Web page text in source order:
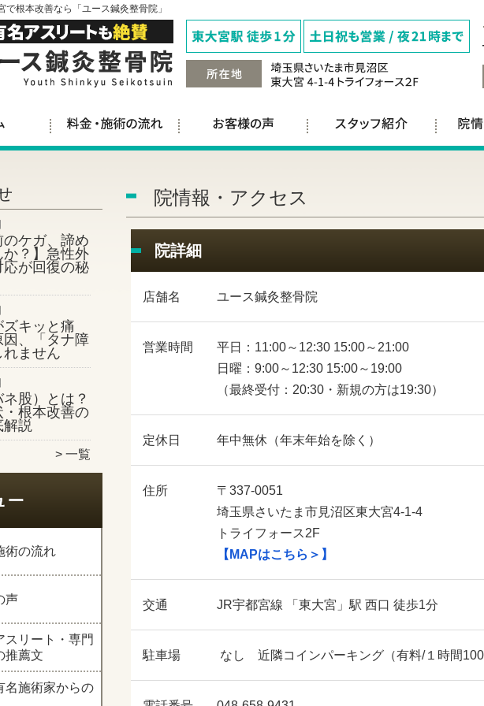
で根本改善なら「ユース鍼灸整骨院」
のケガ、諦め
か？】急性外
が回復の秘
キッと痛
、「タナ障
ません
股）とは？
・根本改善の
解説
一覧
術の流れ
声
スリート・専門
推薦文
名施術家からの
院情報・アクセス
院詳細
店舗名 ユース鍼灸整骨院
営業時間
平日：11:00～12:30 15:00～21:00
日曜：9:00～12:30 15:00～19:00
（最終受付：20:30・新規の方は19:30）
定休日 年中無休（年末年始を除く）
住所
〒337-0051
埼玉県さいたま市見沼区東大宮4-1-4
トライフォース2F
【MAPはこちら＞】
交通 JR宇都宮線 「東大宮」駅 西口 徒歩1分
駐車場 なし 近隣コインパーキング（有料/１時間